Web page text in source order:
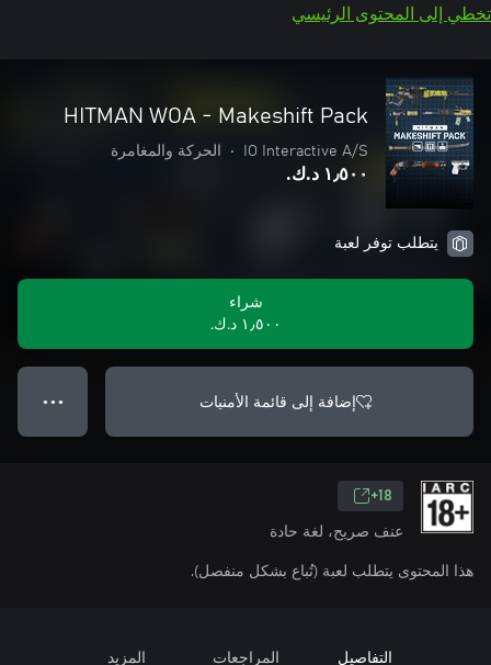
تخطي إلى المحتوى الرئيسي
HITMAN WOA - Makeshift Pack
IO Interactive A/S
• الحركة والمغامرة
١٫٥٠٠ د.ك.‏
يتطلب توفر لعبة
شراء
١٫٥٠٠ د.ك.‏
إضافة إلى قائمة الأمنيات ● ● ●
18+
عنف صريح، لغة حادة
هذا المحتوى يتطلب لعبة (تُباع بشكل منفصل).
التفاصيل المراجعات المزيد